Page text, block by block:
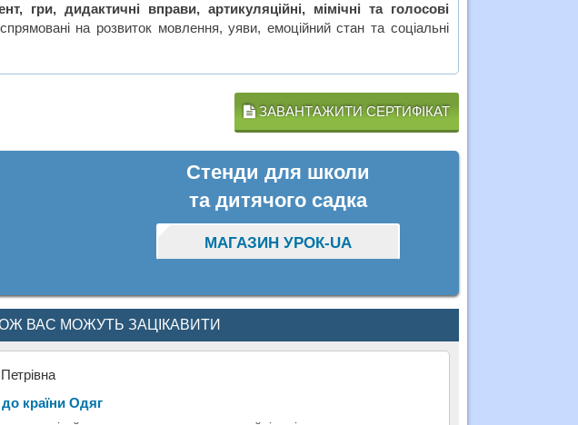
гри, дидактичні вправи, артикуляційні, мімічні та голосові
на розвиток мовлення, уяви, емоційний стан та соціальні
ЗАВАНТАЖИТИ СЕРТИФІКАТ
Стенди для школи
та дитячого садка
МАГАЗИН УРОК-UA
ВАС МОЖУТЬ ЗАЦІКАВИТИ
країни Одяг